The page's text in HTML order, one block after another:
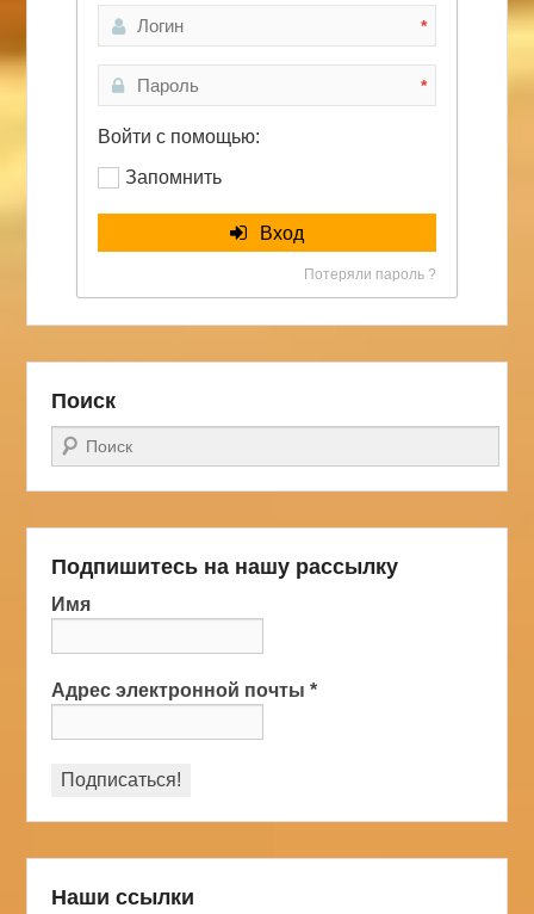
*
*
Войти с помощью:
Запомнить
Вход
Потеряли пароль ?
Поиск
Поиск
Подпишитесь на нашу рассылку
Имя
Адрес электронной почты*
Наши ссылки